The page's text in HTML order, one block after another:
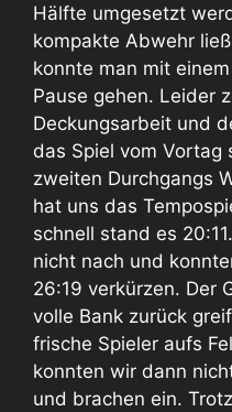
Hälfte umgesetzt
kompakte Abwehr
konnte man mit
Pause gehen. Leider
Deckungsarbeit und
das Spiel vom Vortag
zweiten Durchgangs
hat uns das
schnell stand es
nicht nach und
26:19 verkürzen. Der
volle Bank zurück
frische Spieler aufs
konnten wir dann
und brachen ein.